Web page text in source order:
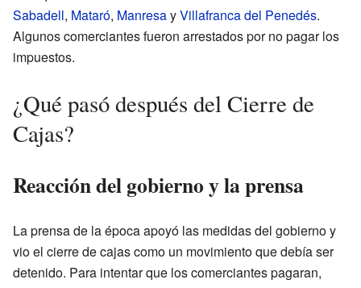
Sabadell, Mataró, ManresayVillafranca del Penedés.
Algunos comerciantes fueron arrestados por no pagar los
impuestos.
¿Qué pasó después del Cierre de
Cajas?
Reacción del gobierno y la prensa
La prensa de la época apoyó las medidas del gobierno y
vio el cierre de cajas como un movimiento que debía ser
detenido. Para intentar que los comerciantes pagaran,